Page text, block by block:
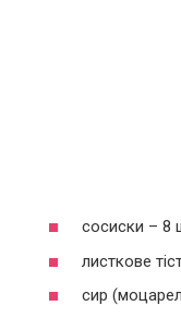
сосиски – 8
листкове
сир